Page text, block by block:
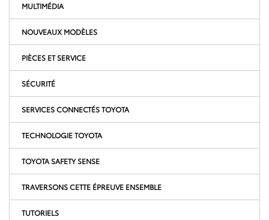
MULTIMÉDIA
NOUVEAUX MODÈLES
PIÈCES ET SERVICE
SÉCURITÉ
SERVICES CONNECTÉS TOYOTA
TECHNOLOGIE TOYOTA
TOYOTA SAFETY SENSE
TRAVERSONS CETTE ÉPREUVE ENSEMBLE
TUTORIELS